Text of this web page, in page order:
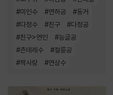
#미인수 #연하공 #동거
#다정수 #친구 #다정공
#친구>연인 #능글공
#츤데레수 #절륜공
#짝사랑 #연상수